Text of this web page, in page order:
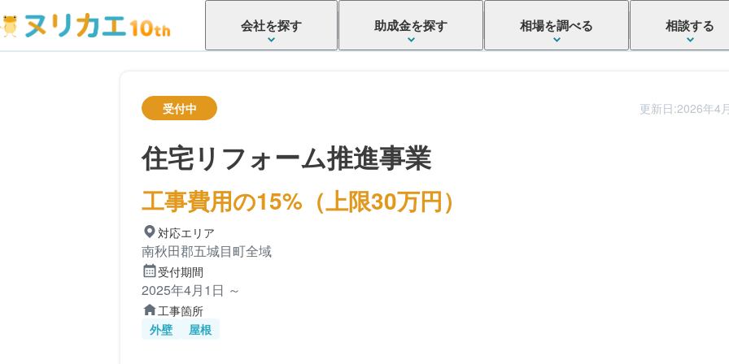
会社を探す 助成金を探す 相場を調べる 相談する
受付中 更新日:2026年4
住宅リフォーム推進事業
工事費用の15%（上限30万円）
対応エリア
南秋田郡五城目町全域
受付期間
2025年4月1日 ～
工事箇所
外壁
屋根